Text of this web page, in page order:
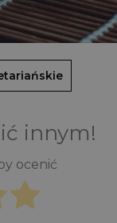
innym!
ocenić